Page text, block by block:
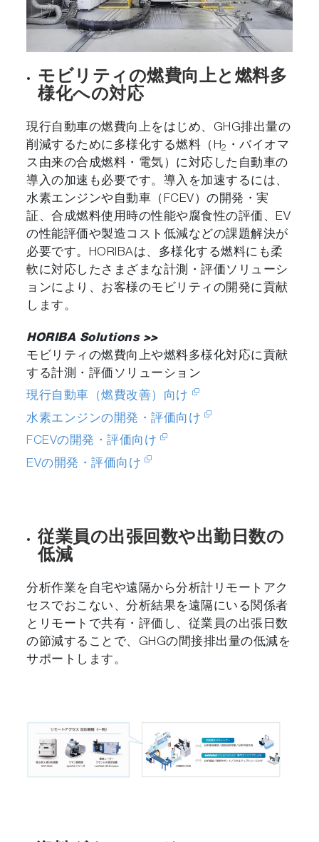
モビリティの燃費向上と燃料多
様化への対応
現行自動車の燃費向上をはじめ、GHG排出量の
削減するために多様化する燃料（H2
・バイオマ
ス由来の合成燃料・電気）に対応した自動車の
導入の加速も必要です。導入を加速するには、
水素エンジンや自動車（FCEV）の開発・実
証、合成燃料使用時の性能や腐食性の評価、EV
の性能評価や製造コスト低減などの課題解決が
必要です。HORIBAは、多様化する燃料にも柔
軟に対応したさまざまな計測・評価ソリューシ
ョンにより、お客様のモビリティの開発に貢献
します。
HORIBA Solutions >>
モビリティの燃費向上や燃料多様化対応に貢献
する計測・評価ソリューション
現行自動車（燃費改善）向け
水素エンジンの開発・評価向け
FCEVの開発・評価向け
EVの開発・評価向け
従業員の出張回数や出勤日数の
低減
分析作業を自宅や遠隔から分析計リモートアク
セスでおこない、分析結果を遠隔にいる関係者
とリモートで共有・評価し、従業員の出張日数
の節減することで、GHGの間接排出量の低減を
サポートします。